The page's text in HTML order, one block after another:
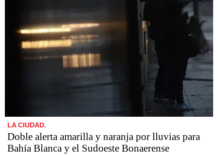
LA CIUDAD.
Doble alerta amarilla y naranja por lluvias para
Bahía Blanca y el Sudoeste Bonaerense